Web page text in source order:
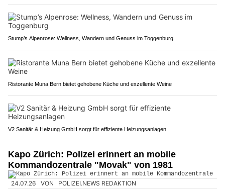
Stump’s Alpenrose: Wellness, Wandern und Genuss im Toggenburg
Ristorante Muna Bern bietet gehobene Küche und exzellente Weine
V2 Sanitär & Heizung GmbH sorgt für effiziente Heizungsanlagen
Kapo Zürich: Polizei erinnert an mobile
Kommandozentrale "Movak" von 1981
24.07.26 VON POLIZEI.NEWS REDAKTION